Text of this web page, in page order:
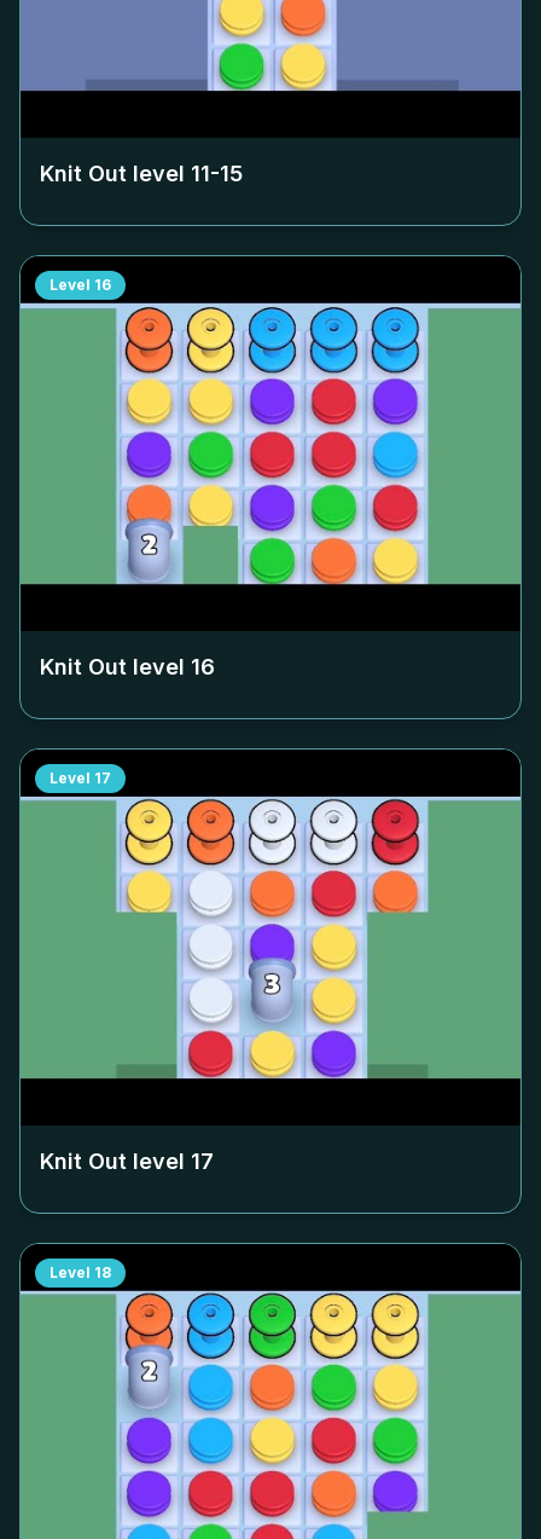
Knit Out level 11-15
Level 16
Knit Out level 16
Level 17
Knit Out level 17
Level 18